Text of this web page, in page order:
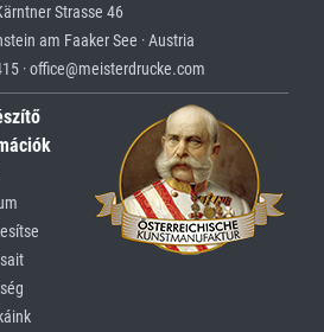
Strasse 46
am Faaker See · Austria
· office@meisterdrucke.com